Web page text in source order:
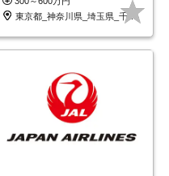
東京都_神奈川県_埼玉県_千葉県_大阪府…